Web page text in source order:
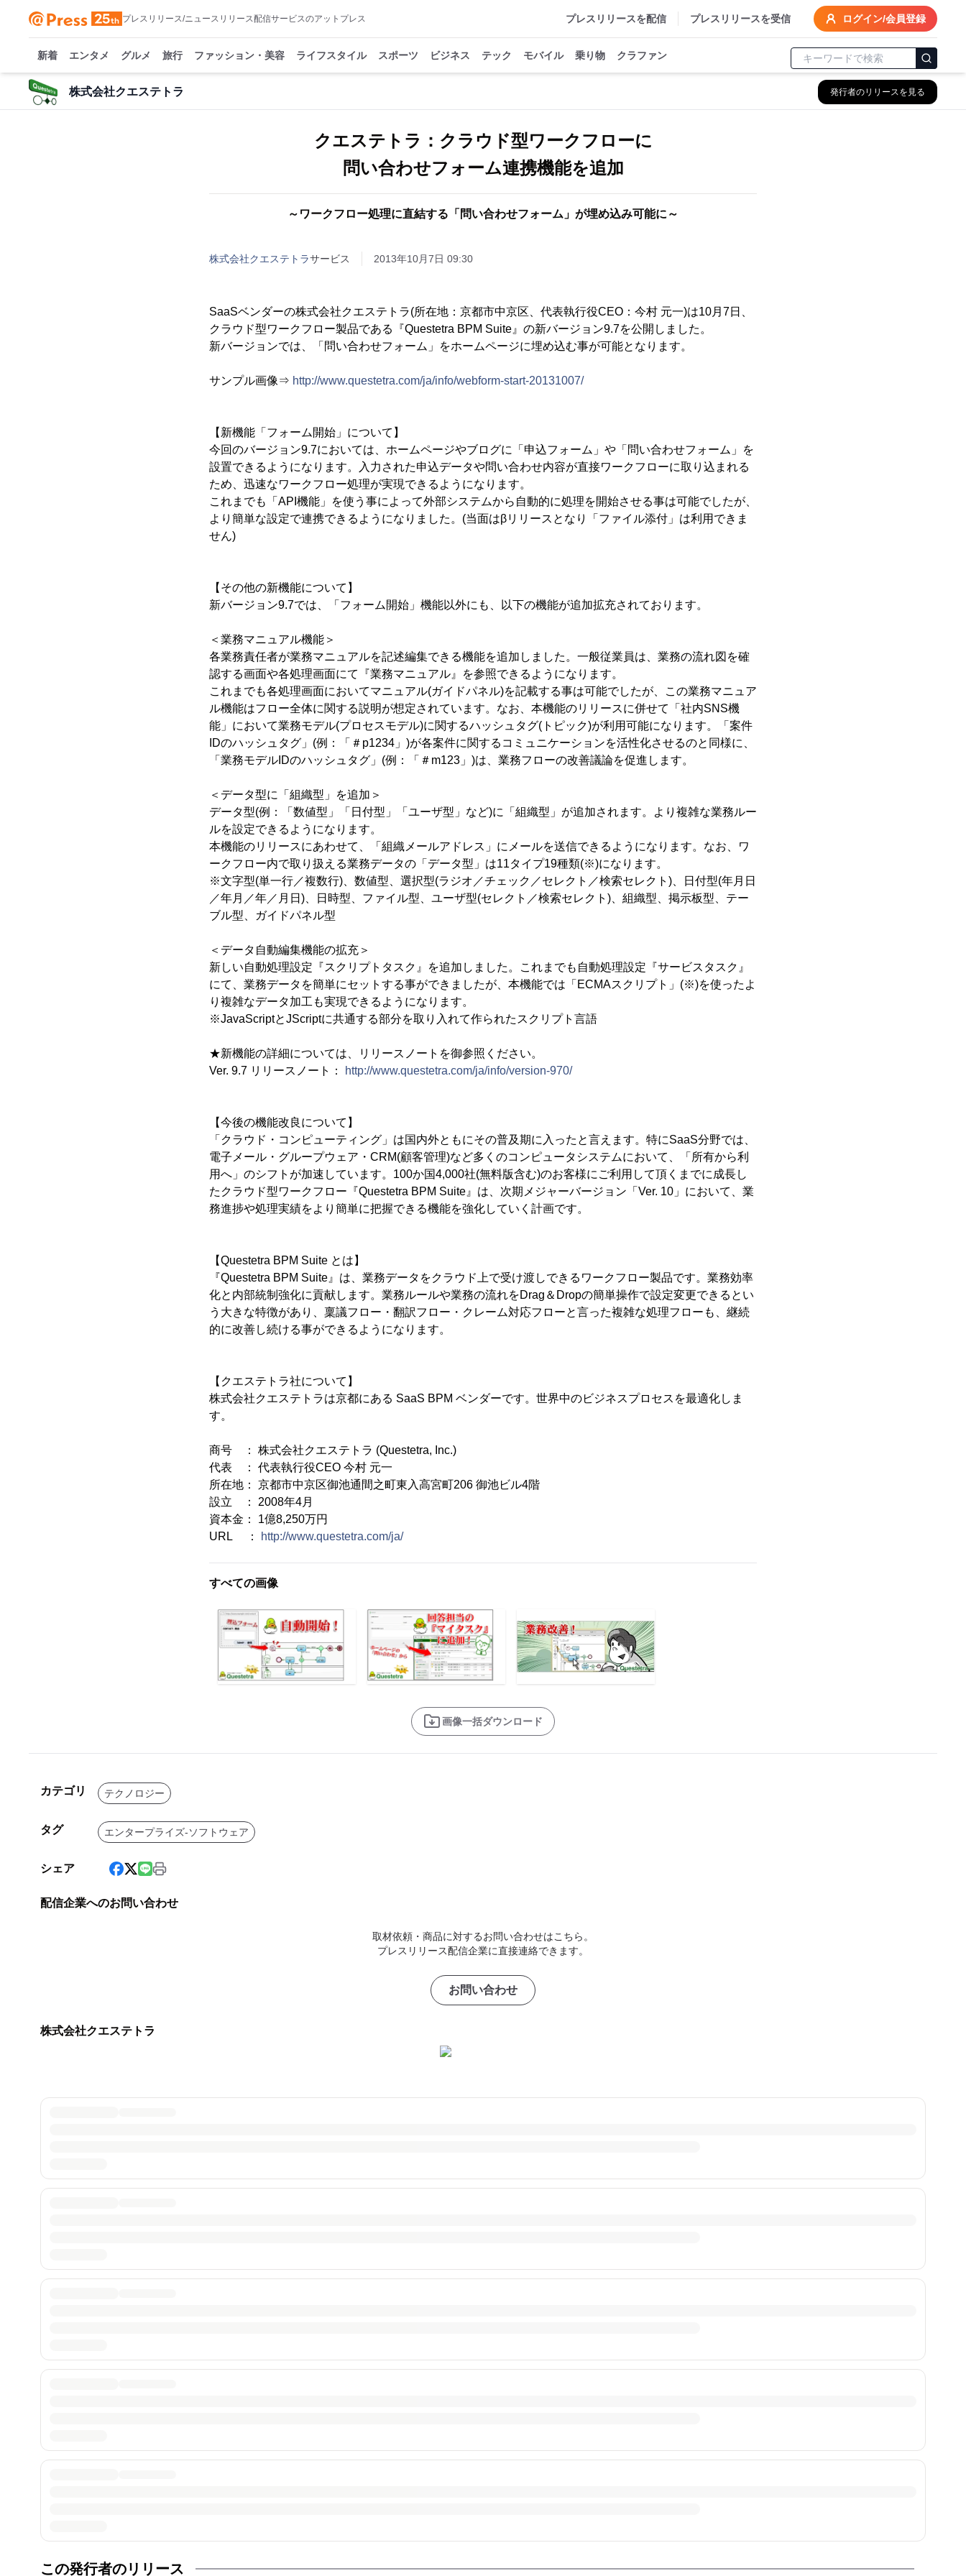
プレスリリース/ニュースリリース配信サービスのアットプレス プレスリリースを配信 プレスリリースを受信 ログイン/会員登録
新着 エンタメ グルメ 旅行 ファッション・美容 ライフスタイル スポーツ ビジネス テック モバイル 乗り物 クラファン
株式会社クエステトラ 発行者のリリースを見る
クエステトラ：クラウド型ワークフローに
問い合わせフォーム連携機能を追加
～ワークフロー処理に直結する「問い合わせフォーム」が埋め込み可能に～
株式会社クエステトラサービス 2013年10月7日 09:30
SaaSベンダーの株式会社クエステトラ(所在地：京都市中京区、代表執行役CEO：今村 元一)は10月7日、
クラウド型ワークフロー製品である『Questetra BPM Suite』の新バージョン9.7を公開しました。
新バージョンでは、「問い合わせフォーム」をホームページに埋め込む事が可能となります。
サンプル画像⇒ http://www.questetra.com/ja/info/webform-start-20131007/
【新機能「フォーム開始」について】
今回のバージョン9.7においては、ホームページやブログに「申込フォーム」や「問い合わせフォーム」を
設置できるようになります。入力された申込データや問い合わせ内容が直接ワークフローに取り込まれる
ため、迅速なワークフロー処理が実現できるようになります。
これまでも「API機能」を使う事によって外部システムから自動的に処理を開始させる事は可能でしたが、
より簡単な設定で連携できるようになりました。(当面はβリリースとなり「ファイル添付」は利用できま
せん)
【その他の新機能について】
新バージョン9.7では、「フォーム開始」機能以外にも、以下の機能が追加拡充されております。
＜業務マニュアル機能＞
各業務責任者が業務マニュアルを記述編集できる機能を追加しました。一般従業員は、業務の流れ図を確
認する画面や各処理画面にて『業務マニュアル』を参照できるようになります。
これまでも各処理画面においてマニュアル(ガイドパネル)を記載する事は可能でしたが、この業務マニュア
ル機能はフロー全体に関する説明が想定されています。なお、本機能のリリースに併せて「社内SNS機
能」において業務モデル(プロセスモデル)に関するハッシュタグ(トピック)が利用可能になります。「案件
IDのハッシュタグ」(例：「＃p1234」)が各案件に関するコミュニケーションを活性化させるのと同様に、
「業務モデルIDのハッシュタグ」(例：「＃m123」)は、業務フローの改善議論を促進します。
＜データ型に「組織型」を追加＞
データ型(例：「数値型」「日付型」「ユーザ型」など)に「組織型」が追加されます。より複雑な業務ルー
ルを設定できるようになります。
本機能のリリースにあわせて、「組織メールアドレス」にメールを送信できるようになります。なお、ワ
ークフロー内で取り扱える業務データの「データ型」は11タイプ19種類(※)になります。
※文字型(単一行／複数行)、数値型、選択型(ラジオ／チェック／セレクト／検索セレクト)、日付型(年月日
／年月／年／月日)、日時型、ファイル型、ユーザ型(セレクト／検索セレクト)、組織型、掲示板型、テー
ブル型、ガイドパネル型
＜データ自動編集機能の拡充＞
新しい自動処理設定『スクリプトタスク』を追加しました。これまでも自動処理設定『サービスタスク』
にて、業務データを簡単にセットする事ができましたが、本機能では「ECMAスクリプト」(※)を使ったよ
り複雑なデータ加工も実現できるようになります。
※JavaScriptとJScriptに共通する部分を取り入れて作られたスクリプト言語
★新機能の詳細については、リリースノートを御参照ください。
Ver. 9.7 リリースノート：
http://www.questetra.com/ja/info/version-970/
【今後の機能改良について】
「クラウド・コンピューティング」は国内外ともにその普及期に入ったと言えます。特にSaaS分野では、
電子メール・グループウェア・CRM(顧客管理)など多くのコンピュータシステムにおいて、「所有から利
用へ」のシフトが加速しています。100か国4,000社(無料版含む)のお客様にご利用して頂くまでに成長し
たクラウド型ワークフロー『Questetra BPM Suite』は、次期メジャーバージョン「Ver. 10」において、業
務進捗や処理実績をより簡単に把握できる機能を強化していく計画です。
【Questetra BPM Suite とは】
『Questetra BPM Suite』は、業務データをクラウド上で受け渡しできるワークフロー製品です。業務効率
化と内部統制強化に貢献します。業務ルールや業務の流れをDrag＆Dropの簡単操作で設定変更できるとい
う大きな特徴があり、稟議フロー・翻訳フロー・クレーム対応フローと言った複雑な処理フローも、継続
的に改善し続ける事ができるようになります。
【クエステトラ社について】
株式会社クエステトラは京都にある SaaS BPM ベンダーです。世界中のビジネスプロセスを最適化しま
す。
商号 ： 株式会社クエステトラ (Questetra, Inc.)
代表 ： 代表執行役CEO 今村 元一
所在地： 京都市中京区御池通間之町東入高宮町206 御池ビル4階
設立 ： 2008年4月
資本金： 1億8,250万円
URL ：
http://www.questetra.com/ja/
すべての画像
画像一括ダウンロード
カテゴリ テクノロジー
タグ エンタープライズ-ソフトウェア
シェア
配信企業へのお問い合わせ
取材依頼・商品に対するお問い合わせはこちら。
プレスリリース配信企業に直接連絡できます。
お問い合わせ
株式会社クエステトラ
この発行者のリリース